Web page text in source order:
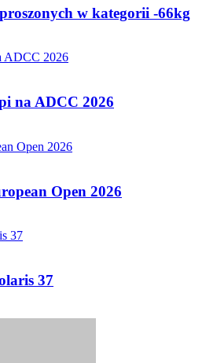
w kategorii -66kg
na ADCC 2026
Open 2026
37